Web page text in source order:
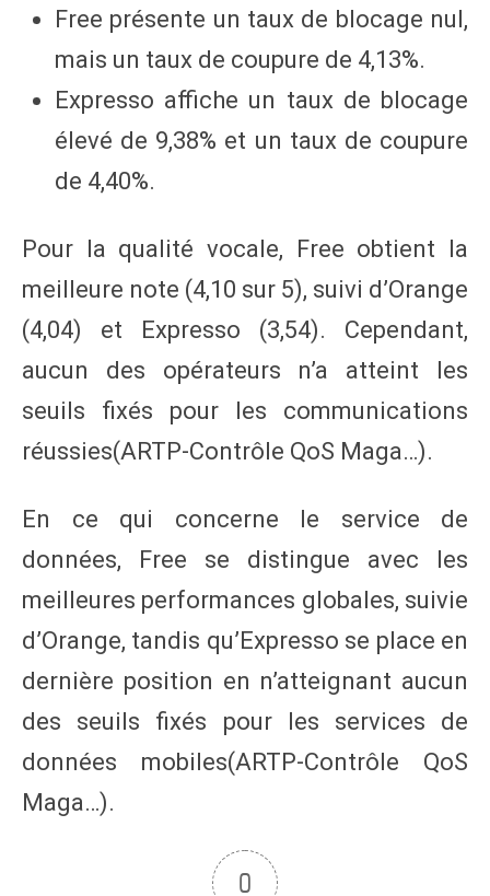
Free présente un taux de blocage nul,
mais un taux de coupure de 4,13%.
Expresso affiche un taux de blocage
élevé de 9,38% et un taux de coupure
de 4,40%.
Pour la qualité vocale, Free obtient la
meilleure note (4,10 sur 5), suivi d’Orange
(4,04) et Expresso (3,54). Cependant,
aucun des opérateurs n’a atteint les
seuils fixés pour les communications
réussies​(ARTP-Contrôle QoS Maga…).
En ce qui concerne le service de
données, Free se distingue avec les
meilleures performances globales, suivie
d’Orange, tandis qu’Expresso se place en
dernière position en n’atteignant aucun
des seuils fixés pour les services de
données mobiles​(ARTP-Contrôle QoS
Maga…).
0